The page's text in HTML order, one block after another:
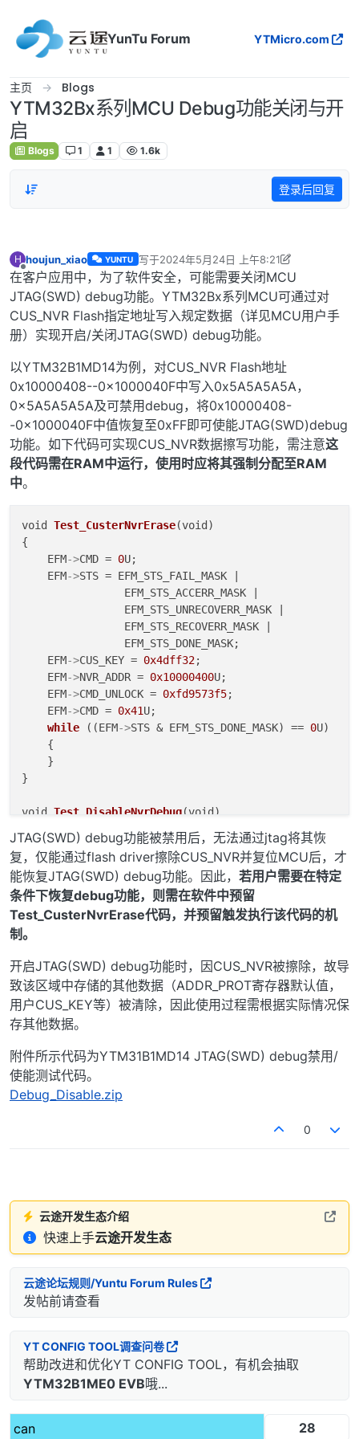
YunTu Forum
YTMicro.com
主页 Blogs
YTM32Bx系列MCU Debug功能关闭与开
启
Blogs 1 1 1.6k
登录后回复
H
离线
houjun_xiao YUNTU 写于2024年5月24日 上午8:21
最后由 houjun_xiao 编辑 2024年5月24日 下
在客户应用中，为了软件安全，可能需要关闭MCU
JTAG(SWD) debug功能。YTM32Bx系列MCU可通过对
CUS_NVR Flash指定地址写入规定数据（详见MCU用户手
册）实现开启/关闭JTAG(SWD) debug功能。
以YTM32B1MD14为例，对CUS_NVR Flash地址
0x10000408--0x1000040F中写入0x5A5A5A5A，
0x5A5A5A5A及可禁用debug，将0x10000408-
-0x1000040F中值恢复至0xFF即可使能JTAG(SWD)debug
功能。如下代码可实现CUS_NVR数据擦写功能，需注意这
段代码需在RAM中运行，使用时应将其强制分配至RAM
中。
void Test_CusterNvrErase(void)
{
    EFM
->CMD = 0U;
    EFM
->STS = EFM_STS_FAIL_MASK |
                EFM_STS_ACCERR_MASK |
                EFM_STS_UNRECOVERR_MASK |
                EFM_STS_RECOVERR_MASK |
                EFM_STS_DONE_MASK;
    EFM
->CUS_KEY = 0x4dff32;
    EFM
->NVR_ADDR = 0x10000400U;
    EFM
->CMD_UNLOCK = 0xfd9573f5;
    EFM
->CMD = 0x41U;
while ((EFM->STS & EFM_STS_DONE_MASK) == 0U)
    {
    }
}
void Test_DisableNvrDebug(void)
    EFM
-> CMD = 0U;
    EFM
->STS = EFM_STS_FAIL_MASK |
                EFM_STS_ACCERR_MASK |
                EFM_STS_UNRECOVERR_MASK |
                EFM_STS_RECOVERR_MASK |
                EFM_STS_DONE_MASK;
    EFM
->NVR_ADDR = 0x10000408U;
    EFM
->NVR_DATA[0] = 0x5A5A5A5AU;
    EFM
->NVR_DATA[1] = 0x5A5A5A5AU;
    EFM
-> CMD_UNLOCK = 0xfd9573f5;
    EFM
->
while ((EFM-> STS & EFM_STS_DONE_MASK) == 0U)
    {
    }
JTAG(SWD) debug功能被禁用后，无法通过jtag将其恢
复，仅能通过flash driver擦除CUS_NVR并复位MCU后，才
能恢复JTAG(SWD) debug功能。因此， 若用户需要在特定
条件下恢复debug功能，则需在软件中预留
Test_CusterNvrErase代码，并预留触发执行该代码的机
制。
开启JTAG(SWD) debug功能时，因CUS_NVR被擦除，故导
致该区域中存储的其他数据（ADDR_PROT寄存器默认值，
用户CUS_KEY等）被清除，因此使用过程需根据实际情况保
存其他数据。
附件所示代码为YTM31B1MD14 JTAG(SWD) debug禁用/
使能测试代码。
Debug_Disable.zip
0
云途开发生态介绍
快速上手云途开发生态
云途论坛规则/Yuntu Forum Rules
发帖前请查看
YT CONFIG TOOL调查问卷
帮助改进和优化YT CONFIG TOOL，有机会抽取
YTM32B1ME0 EVB哦...
can 28